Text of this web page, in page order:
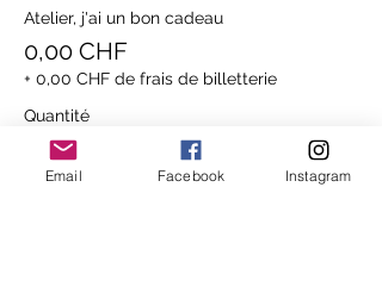
Atelier, j'ai un bon cadeau
0,00 CHF
+ 0,00 CHF de frais de billetterie
Quantité
Email Facebook Instagram